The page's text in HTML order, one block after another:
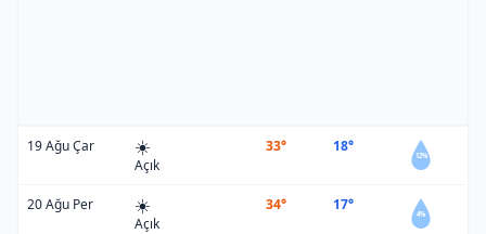
19 Ağu Çar ☀️
Açık
33° 18°
12%
20 Ağu Per ☀️
Açık
34° 17°
4%